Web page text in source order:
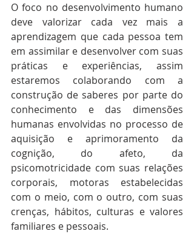
O foco no desenvolvimento humano
deve valorizar cada vez mais a
aprendizagem que cada pessoa tem
em assimilar e desenvolver com suas
práticas e experiências, assim
estaremos colaborando com a
construção de saberes por parte do
conhecimento e das dimensões
humanas envolvidas no processo de
aquisição e aprimoramento da
cognição, do afeto, da
psicomotricidade com suas relações
corporais, motoras estabelecidas
com o meio, com o outro, com suas
crenças, hábitos, culturas e valores
familiares e pessoais.